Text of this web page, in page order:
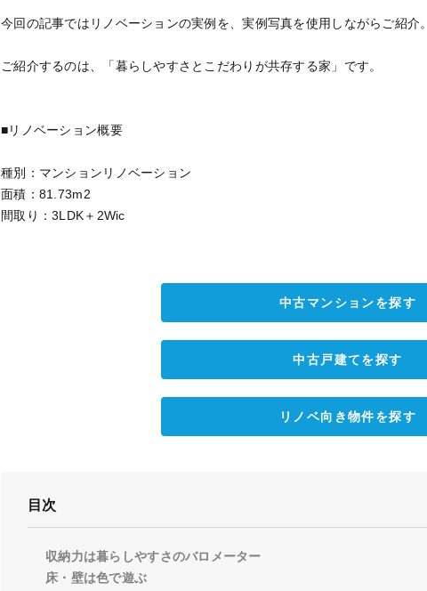
今回の記事ではリノベーションの実例を、実例写真を使用しながらご紹介。
ご紹介するのは、「暮らしやすさとこだわりが共存する家」です。
■リノベーション概要
種別：マンションリノベーション
面積：81.73m2
間取り：3LDK＋2Wic
中古マンションを探す
中古戸建てを探す
リノベ向き物件を探す
目次
収納力は暮らしやすさのバロメーター
床・壁は色で遊ぶ